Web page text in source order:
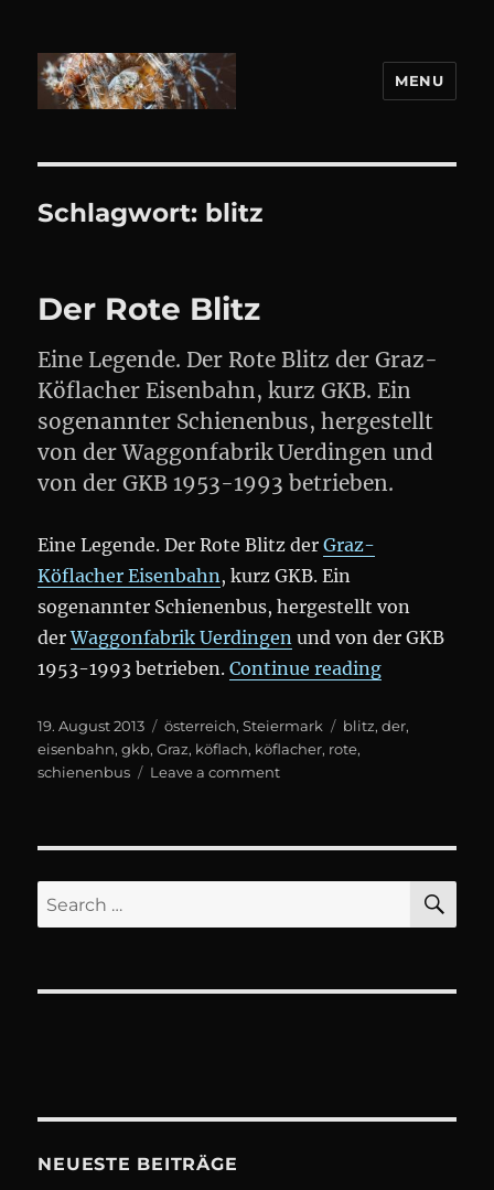
MENU
Schlagwort: blitz
Der Rote Blitz
Eine Legende. Der Rote Blitz der Graz-
Köflacher Eisenbahn, kurz GKB. Ein
sogenannter Schienenbus, hergestellt
von der Waggonfabrik Uerdingen und
von der GKB 1953-1993 betrieben.
Eine Legende. Der Rote Blitz derGraz-
Köflacher Eisenbahn, kurz GKB. Ein
sogenannter Schienenbus, hergestellt von
derWaggonfabrik Uerdingen und von der GKB
1953-1993 betrieben.Continue reading„Der Rote
Posted
on
19. August 2013 Categories
österreich,Steiermark Tags
blitz,der,
eisenbahn,gkb,Graz, köflach, köflacher, rote,
schienenbus
Leave a commenton
Search
for:
NEUESTE BEITRÄGE